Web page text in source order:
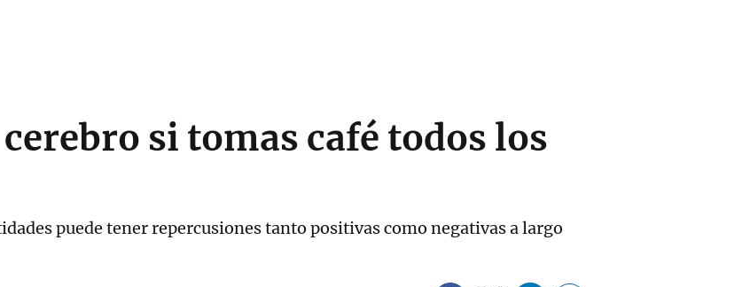
cerebro si tomas café todos los
puede tener repercusiones tanto positivas como negativas a largo